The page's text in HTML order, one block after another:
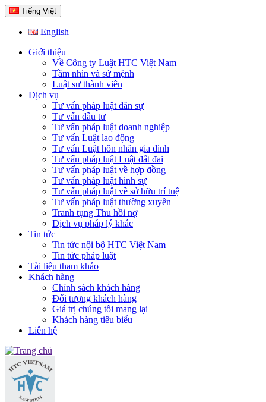
Tiếng Việt
English
Giới thiệu
Về Công ty Luật HTC Việt Nam
Tầm nhìn và sứ mệnh
Luật sư thành viên
Dịch vụ
Tư vấn pháp luật dân sự
Tư vấn đầu tư
Tư vấn pháp luật doanh nghiệp
Tư vấn Luật lao động
Tư vấn Luật hôn nhân gia đình
Tư vấn pháp luật Luật đất đai
Tư vấn pháp luật về hợp đồng
Tư vấn pháp luật hình sự
Tư vấn pháp luật về sở hữu trí tuệ
Tư vấn pháp luật thường xuyên
Tranh tụng Thu hồi nợ
Dịch vụ pháp lý khác
Tin tức
Tin tức nội bộ HTC Việt Nam
Tin tức pháp luật
Tài liệu tham khảo
Khách hàng
Chính sách khách hàng
Đối tượng khách hàng
Giá trị chúng tôi mang lại
Khách hàng tiêu biểu
Liên hệ